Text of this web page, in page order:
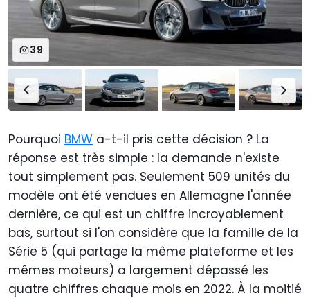
39
Pourquoi BMW a-t-il pris cette décision ? La
réponse est très simple : la demande n'existe
tout simplement pas. Seulement 509 unités du
modèle ont été vendues en Allemagne l'année
dernière, ce qui est un chiffre incroyablement
bas, surtout si l'on considère que la famille de la
Série 5 (qui partage la même plateforme et les
mêmes moteurs) a largement dépassé les
quatre chiffres chaque mois en 2022. À la moitié